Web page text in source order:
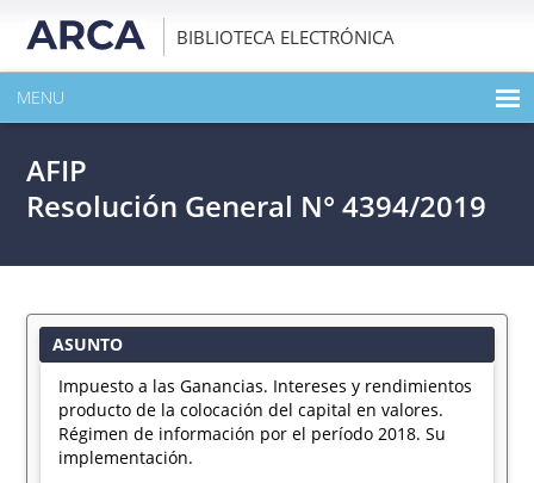
BIBLIOTECA ELECTRÓNICA
MENU
EXPANDIR TODO EL CONTENIDO DE LA PUBLICACIÓN
AFIP
Resolución General N° 4394/2019
ASUNTO
Impuesto a las Ganancias. Intereses y rendimientos
producto de la colocación del capital en valores.
Régimen de información por el período 2018. Su
implementación.